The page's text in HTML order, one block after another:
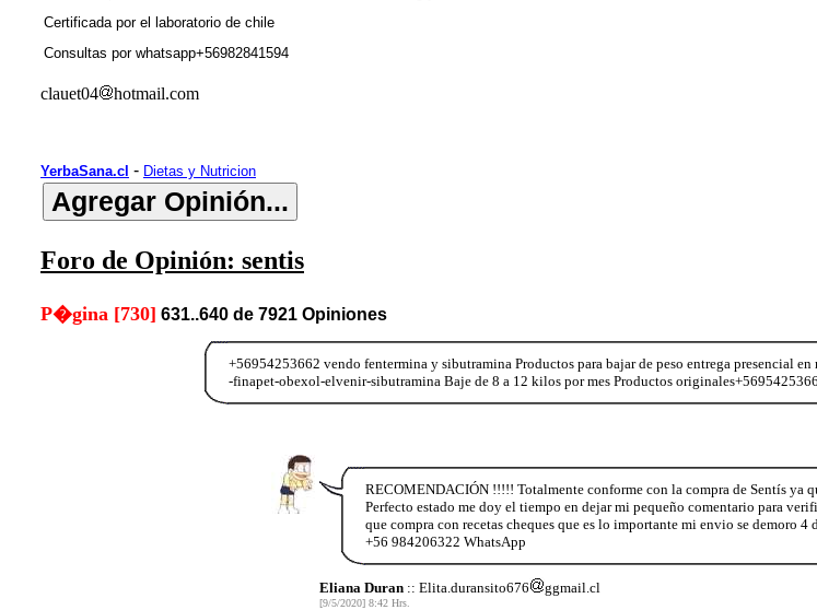
Certificada por el laboratorio de chile
Consultas por whatsapp+56982841594
clauet04 hotmail.com
YerbaSana.cl - Dietas y Nutricion
Foro de Opinión: sentis
P�gina [730] 631..640 de 7921 Opiniones
+56954253662 vendo fentermina y sibutramina Productos para bajar de peso entrega presencial
-finapet-obexol-elvenir-sibutramina Baje de 8 a 12 kilos por mes Productos
RECOMENDACIÓN !!!!! Totalmente conforme con la compra de Sentís ya
Perfecto estado me doy el tiempo en dejar mi pequeño comentario para
que compra con recetas cheques que es lo importante mi envio se demoro
+56 984206322 WhatsApp
Eliana Duran:: Elita.duransito676 ggmail.cl
[9/5/2020] 8:42 Hrs.